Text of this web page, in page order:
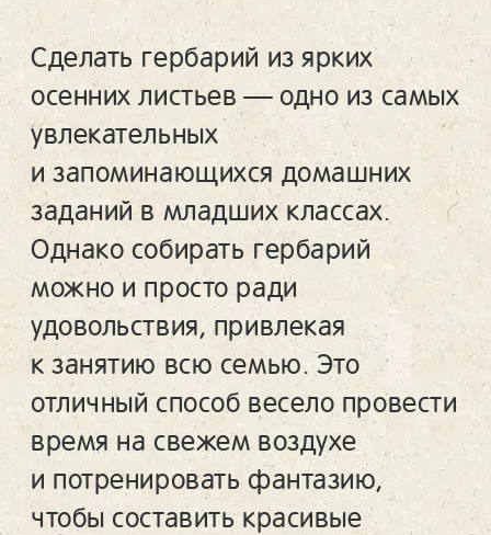
Сделать гербарий из ярких
осенних листьев — одно из самых
увлекательных
и запоминающихся домашних
заданий в младших классах.
Однако собирать гербарий
можно и просто ради
удовольствия, привлекая
к занятию всю семью. Это
отличный способ весело провести
время на свежем воздухе
и потренировать фантазию,
чтобы составить красивые